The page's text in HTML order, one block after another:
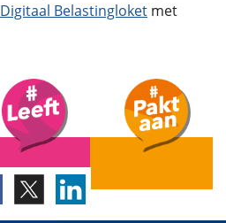
Digitaal Belastingloket met